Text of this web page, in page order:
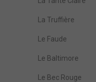
La Truffière
Le Faude
Le Baltimore
Le Bec Rouge